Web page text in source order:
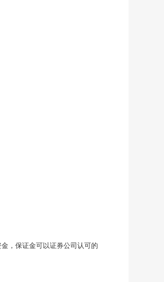
，保证金可以证券公司认可的